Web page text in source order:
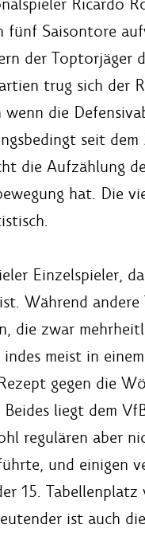
fünf Saisontore
der Toptorjäger
trug sich
die
seit
die Aufzählung
hat. Die
Einzelspieler,
Während
die zwar
meist in
gegen die
liegt dem
regulären aber
und einigen
15.
ist auch